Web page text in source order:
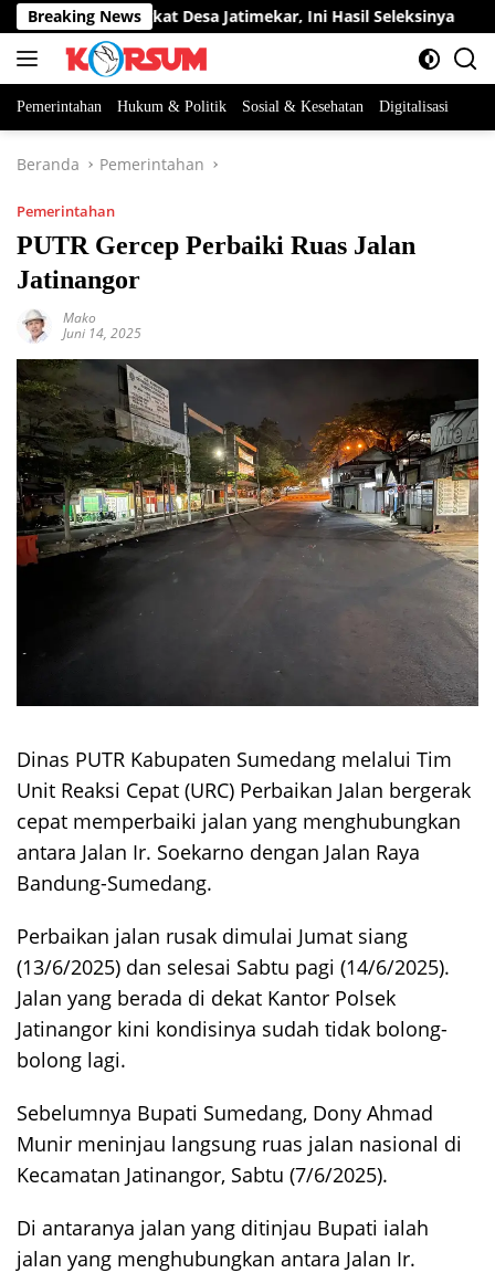
Langsung
ke
konten
Breaking News
Perangkat Desa Jatimekar, Ini Hasil Seleksinya
Pemerintahan Hukum & Politik Sosial & Kesehatan Digitalisasi
Beranda Pemerintahan
Pemerintahan
PUTR Gercep Perbaiki Ruas Jalan
Jatinangor
Mako
Juni 14, 2025
Dinas PUTR Kabupaten Sumedang melalui Tim
Unit Reaksi Cepat (URC) Perbaikan Jalan bergerak
cepat memperbaiki jalan yang menghubungkan
antara Jalan Ir. Soekarno dengan Jalan Raya
Bandung-Sumedang.
Perbaikan jalan rusak dimulai Jumat siang
(13/6/2025) dan selesai Sabtu pagi (14/6/2025).
Jalan yang berada di dekat Kantor Polsek
Jatinangor kini kondisinya sudah tidak bolong-
bolong lagi.
Sebelumnya Bupati Sumedang, Dony Ahmad
Munir meninjau langsung ruas jalan nasional di
Kecamatan Jatinangor, Sabtu (7/6/2025).
Di antaranya jalan yang ditinjau Bupati ialah
jalan yang menghubungkan antara Jalan Ir.